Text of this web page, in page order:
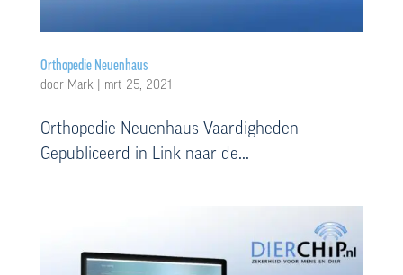
Orthopedie Neuenhaus
door Mark| mrt 25, 2021
Orthopedie Neuenhaus Vaardigheden
Gepubliceerd in Link naar de...